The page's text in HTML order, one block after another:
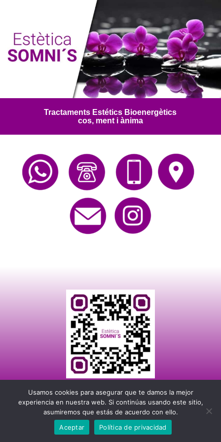
Tractaments Estétics Bioenergètics
cos, ment i ànima
© Publicaton 2026 | Adquiera este servicio Digital contactando con nosotros
Usamos cookies para asegurar que te damos la mejor
experiencia en nuestra web. Si continúas usando este sitio,
asumiremos que estás de acuerdo con ello.
Aceptar
Política de privacidad